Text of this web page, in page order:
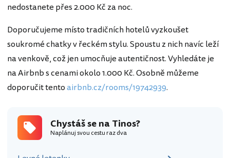
nedostanete přes 2.000 Kč za noc.
Doporučujeme místo tradičních hotelů vyzkoušet
soukromé chatky v řeckém stylu. Spoustu z nich navíc leží
na venkově, což jen umocňuje autentičnost. Vyhledáte je
na Airbnb s cenami okolo 1.000 Kč. Osobně můžeme
doporučit tentoairbnb.cz/rooms/19742939.
Chystáš se na Tinos?
Naplánuj svou cestu raz dva